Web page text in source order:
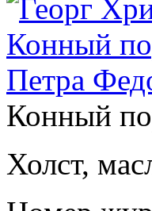
Конный
Холст,